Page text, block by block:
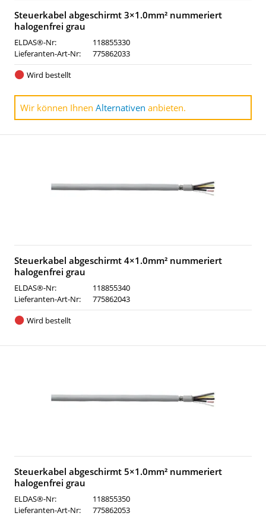
Steuerkabel abgeschirmt 3×1.0mm² nummeriert
halogenfrei grau
ELDAS®-Nr:
118855330
Lieferanten-Art-Nr:
775862033
Wird bestellt
Wir können Ihnen Alternativen anbieten.
Steuerkabel abgeschirmt 4×1.0mm² nummeriert
halogenfrei grau
ELDAS®-Nr:
118855340
Lieferanten-Art-Nr:
775862043
Wird bestellt
Steuerkabel abgeschirmt 5×1.0mm² nummeriert
halogenfrei grau
ELDAS®-Nr:
118855350
Lieferanten-Art-Nr:
775862053